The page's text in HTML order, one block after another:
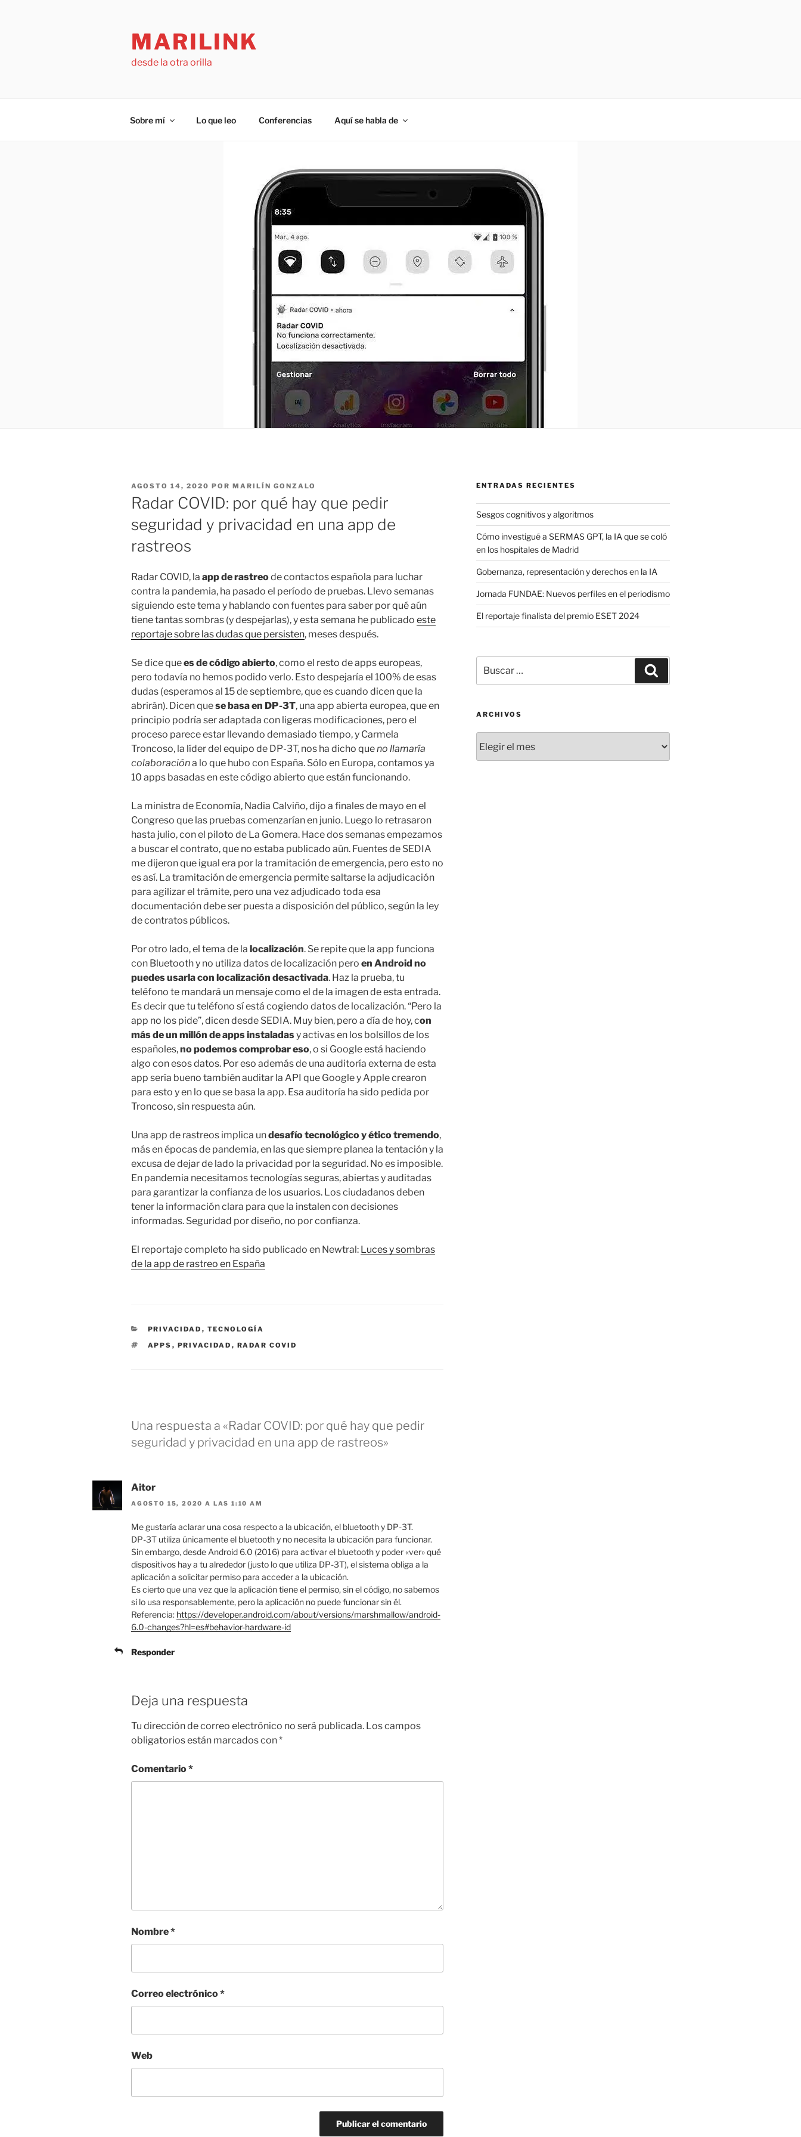
MARILINK
desde la otra orilla
Sobre mí Lo que leo Conferencias Aquí se habla de
PUBLICADO
EL
AGOSTO 14, 2020 POR MARILÍN GONZALO
Radar COVID: por qué hay que pedir
seguridad y privacidad en una app de
rastreos
Radar COVID, la app de rastreode contactos española para luchar
contra la pandemia, ha pasado el período de pruebas. Llevo semanas
siguiendo este tema y hablando con fuentes para saber por qué aún
tiene tantas sombras (y despejarlas), y esta semana he publicado este
reportaje sobre las dudas que persisten, meses después.
Se dice quees de código abierto, como el resto de apps europeas,
pero todavía no hemos podido verlo. Esto despejaría el 100% de esas
dudas (esperamos al 15 de septiembre, que es cuando dicen que la
abrirán). Dicen quese basa en DP-3T, una app abierta europea, que en
principio podría ser adaptada con ligeras modificaciones, pero el
proceso parece estar llevando demasiado tiempo, y Carmela
Troncoso, la líder del equipo de DP-3T, nos ha dicho queno llamaría
colaboracióna lo que hubo con España. Sólo en Europa, contamos ya
10 apps basadas en este código abierto que están funcionando.
La ministra de Economía, Nadia Calviño, dijo a finales de mayo en el
Congreso que las pruebas comenzarían en junio. Luego lo retrasaron
hasta julio, con el piloto de La Gomera. Hace dos semanas empezamos
a buscar el contrato, que no estaba publicado aún. Fuentes de SEDIA
me dijeron que igual era por la tramitación de emergencia, pero esto no
es así. La tramitación de emergencia permite saltarse la adjudicación
para agilizar el trámite, pero una vez adjudicado toda esa
documentación debe ser puesta a disposición del público, según la ley
de contratos públicos.
Por otro lado, el tema de la localización. Se repite que la app funciona
con Bluetooth y no utiliza datos de localización pero en Android no
puedes usarla con localización desactivada. Haz la prueba, tu
teléfono te mandará un mensaje como el de la imagen de esta entrada.
Es decir que tu teléfono sí está cogiendo datos de localización. “Pero la
app no los pide”, dicen desde SEDIA. Muy bien, pero a día de hoy, con
más de un millón de apps instaladasy activas en los bolsillos de los
españoles,no podemos comprobar eso, o si Google está haciendo
algo con esos datos. Por eso además de una auditoría externa de esta
app sería bueno también auditar la API que Google y Apple crearon
para esto y en lo que se basa la app. Esa auditoría ha sido pedida por
Troncoso, sin respuesta aún.
Una app de rastreos implica undesafío tecnológico y ético tremendo,
más en épocas de pandemia, en las que siempre planea la tentación y la
excusa de dejar de lado la privacidad por la seguridad. No es imposible.
En pandemia necesitamos tecnologías seguras, abiertas y auditadas
para garantizar la confianza de los usuarios. Los ciudadanos deben
tener la información clara para que la instalen con decisiones
informadas. Seguridad por diseño, no por confianza.
El reportaje completo ha sido publicado en Newtral: Luces y sombras
de la app de rastreo en España
CATEGORÍAS
PRIVACIDAD , TECNOLOGÍA
ETIQUETAS
APPS , PRIVACIDAD , RADAR COVID
Una respuesta a «Radar COVID: por qué hay que pedir
seguridad y privacidad en una app de rastreos»
Aitor
AGOSTO 15, 2020 A LAS 1:10 AM
Me gustaría aclarar una cosa respecto a la ubicación, el bluetooth y DP-3T.
DP-3T utiliza únicamente el bluetooth y no necesita la ubicación para funcionar.
Sin embargo, desde Android 6.0 (2016) para activar el bluetooth y poder «ver» qué
dispositivos hay a tu alrededor (justo lo que utiliza DP-3T), el sistema obliga a la
aplicación a solicitar permiso para acceder a la ubicación.
Es cierto que una vez que la aplicación tiene el permiso, sin el código, no sabemos
si lo usa responsablemente, pero la aplicación no puede funcionar sin él.
Referencia: https://developer.android.com/about/versions/marshmallow/android-
6.0-changes?hl=es#behavior-hardware-id
Responder
Deja una respuesta
Tu dirección de correo electrónico no será publicada. Los campos
obligatorios están marcados con*
Comentario*
Nombre*
Correo electrónico*
Web
ENTRADAS RECIENTES
Sesgos cognitivos y algoritmos
Cómo investigué a SERMAS GPT, la IA que se coló
en los hospitales de Madrid
Gobernanza, representación y derechos en la IA
Jornada FUNDAE: Nuevos perfiles en el periodismo
El reportaje finalista del premio ESET 2024
por:
ARCHIVOS